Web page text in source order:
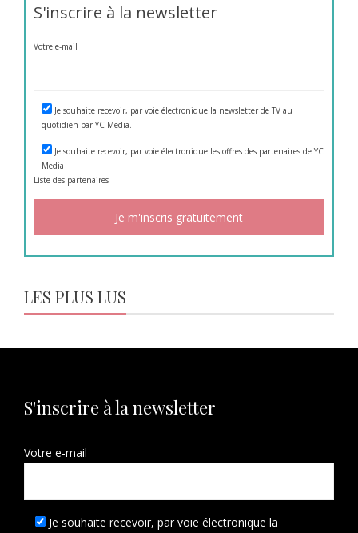
S'inscrire à la newsletter
Votre e-mail
Je souhaite recevoir, par voie électronique la newsletter de TV au
quotidien par YC Media.
Je souhaite recevoir, par voie électronique les offres des partenaires de YC
Media
Liste des partenaires
LES PLUS LUS
S'inscrire à la newsletter
Votre e-mail
Je souhaite recevoir, par voie électronique la